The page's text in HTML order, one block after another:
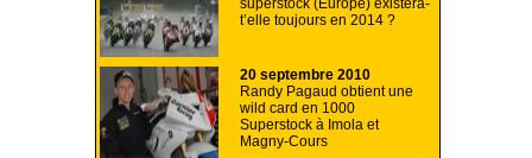
superstock (Europe) existera-
t’elle toujours en 2014 ?
20 septembre 2010
Randy Pagaud obtient une
wild card en 1000
Superstock à Imola et
Magny-Cours